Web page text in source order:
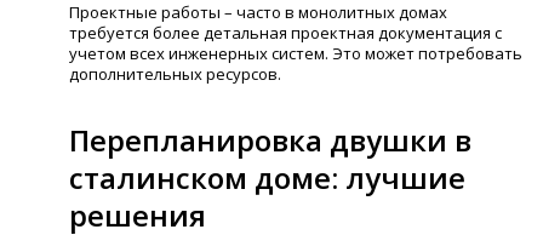
Проектные работы – часто в монолитных домах
требуется более детальная проектная документация с
учетом всех инженерных систем. Это может потребовать
дополнительных ресурсов.
Перепланировка двушки в
сталинском доме: лучшие
решения